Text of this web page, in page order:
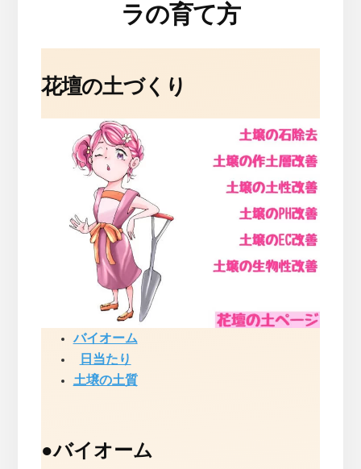
ラの育て方
花壇の土づくり
バイオーム
日当たり
土壌の土質
●バイオーム